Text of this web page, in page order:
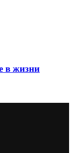
в жизни